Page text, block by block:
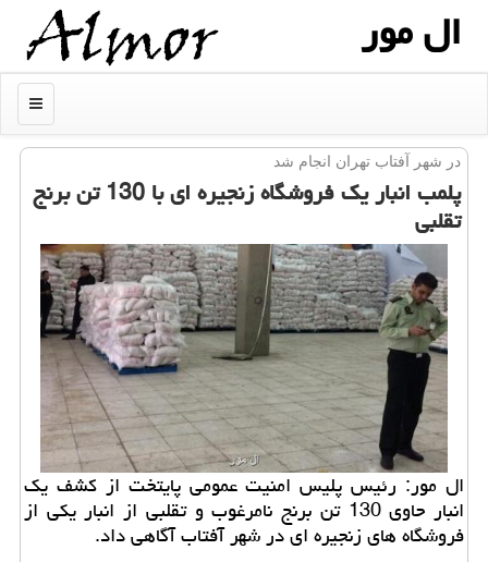
ال مور
منو
در شهر آفتاب تهران انجام شد
پلمب انبار یك فروشگاه زنجیره ای با 130 تن برنج
تقلبی
ال مور: رئیس پلیس امنیت عمومی پایتخت از كشف یك
انبار حاوی 130 تن برنج نامرغوب و تقلبی از انبار یكی از
فروشگاه های زنجیره ای در شهر آفتاب آگاهی داد.